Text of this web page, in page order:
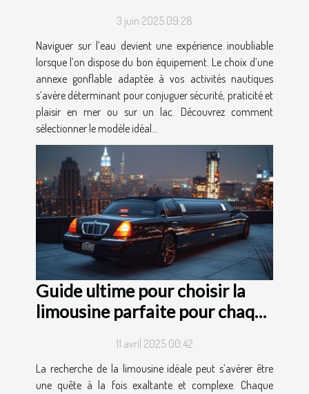
3 juin 2025 09:28
Naviguer sur l’eau devient une expérience inoubliable
lorsque l’on dispose du bon équipement. Le choix d’une
annexe gonflable adaptée à vos activités nautiques
s’avère déterminant pour conjuguer sécurité, praticité et
plaisir en mer ou sur un lac. Découvrez comment
sélectionner le modèle idéal...
Guide ultime pour choisir la
limousine parfaite pour chaque
11 avril 2025 00:42
La recherche de la limousine idéale peut s’avérer être
une quête à la fois exaltante et complexe. Chaque